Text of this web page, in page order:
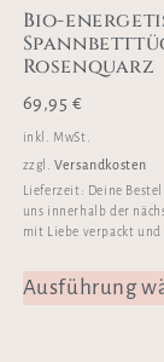
Bio-
Rosenquarz
69,95€
inkl. MwSt.
zzgl.Versandkosten
Lieferzeit: Deine
uns innerhalb der
mit Liebe verpackt und
Ausführung